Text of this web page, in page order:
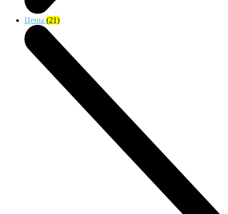
Цены (21)